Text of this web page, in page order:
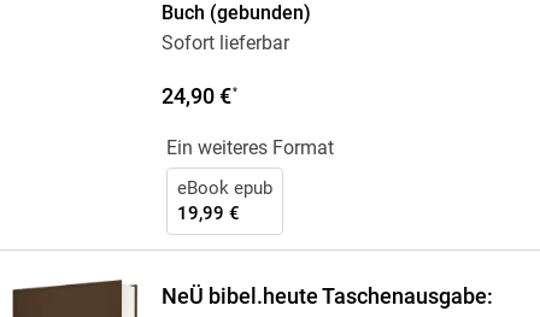
Buch (gebunden)
Sofort lieferbar
24,90 €*
Ein weiteres Format
eBook epub
19,99 €
NeÜ bibel.heute Taschenausgabe: